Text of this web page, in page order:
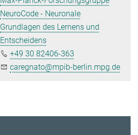
NeuroCode - Neuronale
Grundlagen des Lernens und
Entscheidens
+49 30 82406-363
caregnato@mpib-berlin.mpg.de